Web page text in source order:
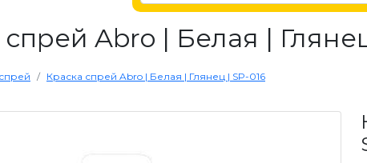
Abro | Белая |
Краска спрей Abro | Белая | Глянец | SP-016